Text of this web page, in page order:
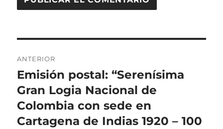
de
entradas
ANTERIOR
Entrada
anterior:
Emisión postal: “Serenísima
Gran Logia Nacional de
Colombia con sede en
Cartagena de Indias 1920 – 100